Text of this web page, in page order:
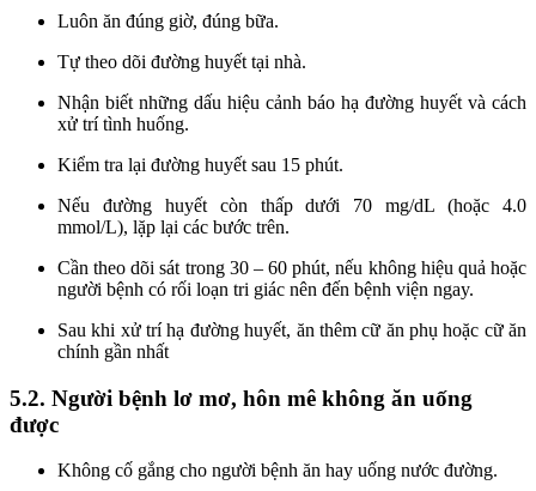
Luôn ăn đúng giờ, đúng bữa.
Tự theo dõi đường huyết tại nhà.
Nhận biết những dấu hiệu cảnh báo hạ đường huyết và cách
xử trí tình huống.
Kiểm tra lại đường huyết sau 15 phút.
Nếu đường huyết còn thấp dưới 70 mg/dL (hoặc 4.0
mmol/L), lặp lại các bước trên.
Cần theo dõi sát trong 30 – 60 phút, nếu không hiệu quả hoặc
người bệnh có rối loạn tri giác nên đến bệnh viện ngay.
Sau khi xử trí hạ đường huyết, ăn thêm cữ ăn phụ hoặc cữ ăn
chính gần nhất
5.2. Người bệnh lơ mơ, hôn mê không ăn uống
được
Không cố gắng cho người bệnh ăn hay uống nước đường.